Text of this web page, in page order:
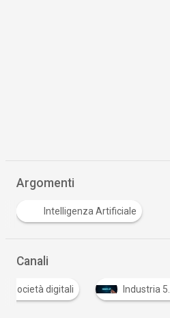
Argomenti
Intelligenza Artificiale
Canali
Cultura e società digitali